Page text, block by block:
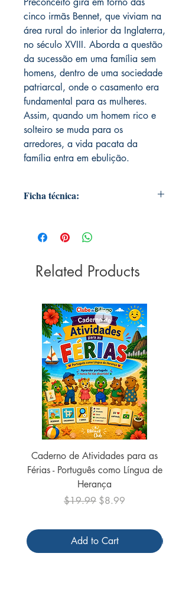
cinco irmãs Bennet, que viviam na
área rural do interior da Inglaterra,
no século XVIII. Aborda a questão
da sucessão em uma família sem
homens, dentro de uma sociedade
patriarcal, onde o casamento era
fundamental para as mulheres.
Assim, quando um homem rico e
solteiro se muda para os
arredores, a vida pacata da
família entra em ebulição.
Ficha técnica:
janeiro 2020)
Idioma ‏ : ‎ Português
ISBN-13 ‏ : ‎ 978-6550970437
Dimensões ‏ : ‎ 23 x 15.6 x 2 cm
Related Products
Caderno de Atividades para as
Férias - Português como Língua de
Herança
Regular Price
$19.99 Sale Price
$8.99
Add to Cart